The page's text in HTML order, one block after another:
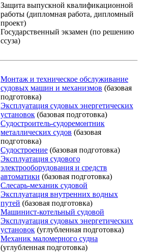
Защита выпускной квалификационной
работы (дипломная работа, дипломный
проект)
Государственный экзамен (по решению
ссуза)
Монтаж и техническое обслуживание
судовых машин и механизмов (базовая
подготовка)
Эксплуатация судовых энергетических
установок (базовая подготовка)
Судостроитель-судоремонтник
металлических судов (базовая
подготовка)
Судостроение (базовая подготовка)
Эксплуатация судового
электрооборудования и средств
автоматики (базовая подготовка)
Слесарь-механик судовой
Эксплуатация внутренних водных
путей (базовая подготовка)
Машинист-котельный судовой
Эксплуатация судовых энергетических
установок (углубленная подготовка)
Механик маломерного судна
(углубленная подготовка)